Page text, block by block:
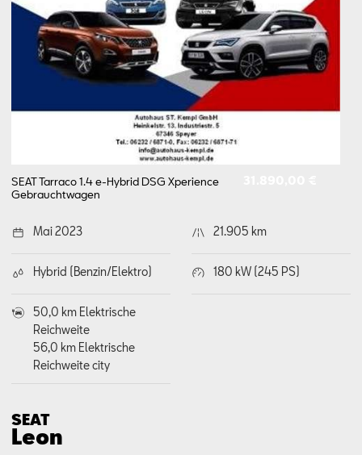
SEAT Tarraco 1.4 e-Hybrid DSG Xperience
Gebrauchtwagen
Mai 2023 21.905 km
Hybrid (Benzin/Elektro) 180 kW (245 PS)
50,0 km Elektrische
Reichweite
56,0 km Elektrische
Reichweite city
SEAT
Leon